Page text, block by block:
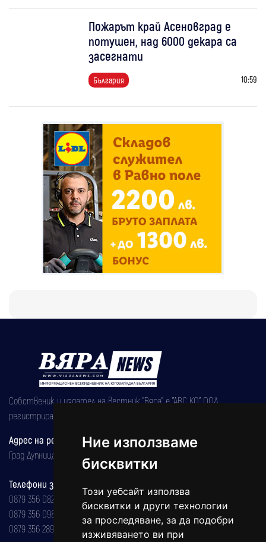
Ние използваме
бисквитки
Този уебсайт използва
бисквитки и други технологии
за проследяване, за да подобри
изживяването ви при
Пожарът край Асеновград е
потушен, над 6000 декара са
засегнати
България 10:59
Собственик и издател на вестник "Вяра" е "АВС КО" ООД,
регистрирана на 08.05.2002 година.
Адрес на редакцията
Град Дупница, ул.''Христо Ботев" 43
Телефони за реклама и абонаменти
0879 356 082
0879 356 098
0879 356 289